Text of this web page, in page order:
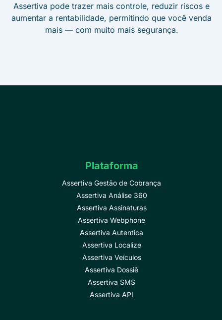
Assertiva pode trazer mais controle, reduzir riscos e
aumentar a rentabilidade, permitindo que você venda
mais — com muito mais segurança.
Plataforma
Assertiva Gestão de Cobrança
Assertiva Análise 360
Assertiva Assinaturas
Assertiva Webphone
Assertiva Autentica
Assertiva Localize
Assertiva Veículos
Assertiva Dossiê
Assertiva SMS
Assertiva API